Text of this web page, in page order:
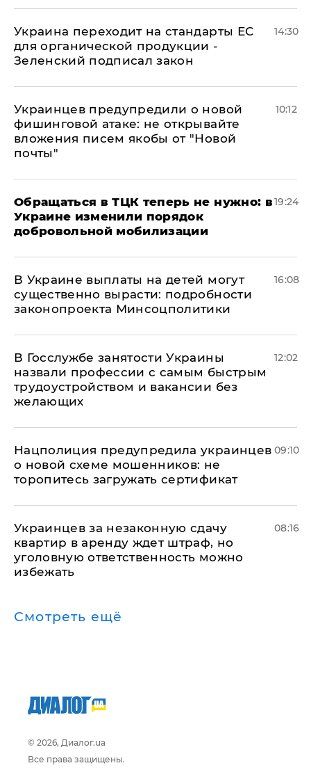
Украина переходит на стандарты ЕС
для органической продукции -
Зеленский подписал закон
14:30
Украинцев предупредили о новой
фишинговой атаке: не открывайте
вложения писем якобы от "Новой
почты"
10:12
Обращаться в ТЦК теперь не нужно: в
Украине изменили порядок
добровольной мобилизации
19:24
В Украине выплаты на детей могут
существенно вырасти: подробности
законопроекта Минсоцполитики
16:08
В Госслужбе занятости Украины
назвали профессии с самым быстрым
трудоустройством и вакансии без
желающих
12:02
Нацполиция предупредила украинцев
о новой схеме мошенников: не
торопитесь загружать сертификат
09:10
Украинцев за незаконную сдачу
квартир в аренду ждет штраф, но
уголовную ответственность можно
избежать
08:16
Смотреть ещё
© 2026, Диалог.ua
Все права защищены.